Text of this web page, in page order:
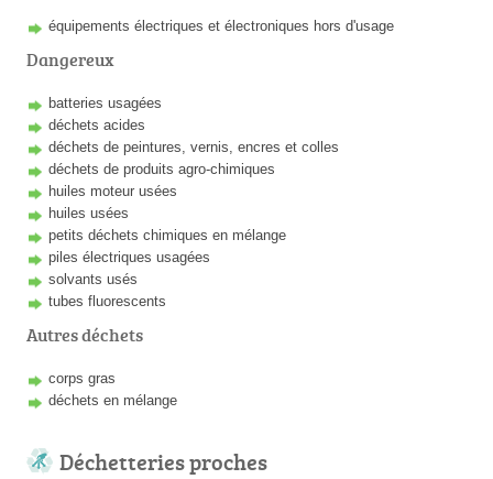
équipements électriques et électroniques hors d'usage
Dangereux
batteries usagées
déchets acides
déchets de peintures, vernis, encres et colles
déchets de produits agro-chimiques
huiles moteur usées
huiles usées
petits déchets chimiques en mélange
piles électriques usagées
solvants usés
tubes fluorescents
Autres déchets
corps gras
déchets en mélange
Déchetteries proches